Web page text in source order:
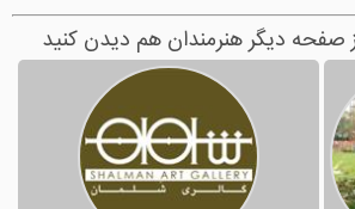
صفحه دیگر هنرمندان هم دیدن کنید